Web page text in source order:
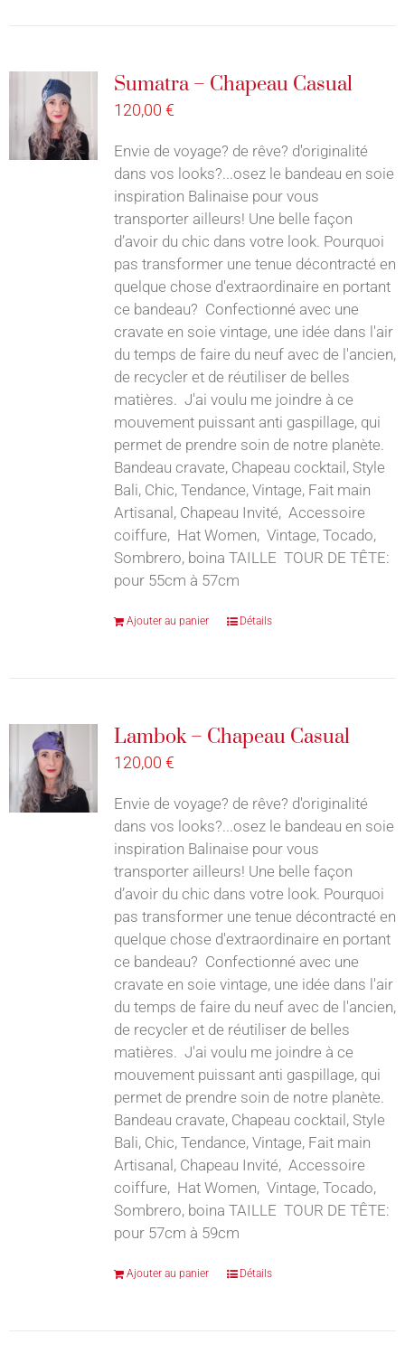
Sumatra – Chapeau Casual
120,00 €
Envie de voyage? de rêve? d'originalité
dans vos looks?...osez le bandeau en soie
inspiration Balinaise pour vous
transporter ailleurs! Une belle façon
d’avoir du chic dans votre look. Pourquoi
pas transformer une tenue décontracté en
quelque chose d'extraordinaire en portant
ce bandeau? Confectionné avec une
cravate en soie vintage, une idée dans l'air
du temps de faire du neuf avec de l'ancien,
de recycler et de réutiliser de belles
matières. J'ai voulu me joindre à ce
mouvement puissant anti gaspillage, qui
permet de prendre soin de notre planète.
Bandeau cravate, Chapeau cocktail, Style
Bali, Chic, Tendance, Vintage, Fait main
Artisanal, Chapeau Invité, Accessoire
coiffure, Hat Women, Vintage, Tocado,
Sombrero, boina TAILLE TOUR DE TÊTE:
pour 55cm à 57cm
Ajouter au panier Détails
Lambok – Chapeau Casual
120,00 €
Envie de voyage? de rêve? d'originalité
dans vos looks?...osez le bandeau en soie
inspiration Balinaise pour vous
transporter ailleurs! Une belle façon
d’avoir du chic dans votre look. Pourquoi
pas transformer une tenue décontracté en
quelque chose d'extraordinaire en portant
ce bandeau? Confectionné avec une
cravate en soie vintage, une idée dans l'air
du temps de faire du neuf avec de l'ancien,
de recycler et de réutiliser de belles
matières. J'ai voulu me joindre à ce
mouvement puissant anti gaspillage, qui
permet de prendre soin de notre planète.
Bandeau cravate, Chapeau cocktail, Style
Bali, Chic, Tendance, Vintage, Fait main
Artisanal, Chapeau Invité, Accessoire
coiffure, Hat Women, Vintage, Tocado,
Sombrero, boina TAILLE TOUR DE TÊTE:
pour 57cm à 59cm
Ajouter au panier Détails